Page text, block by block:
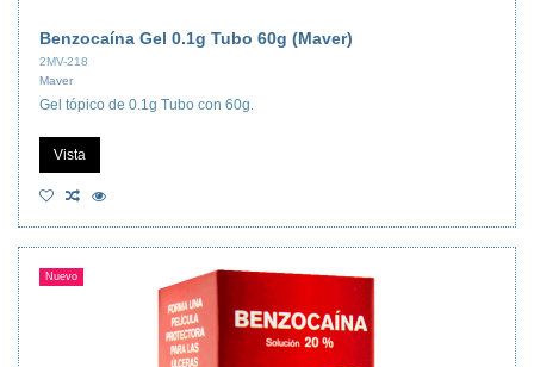
Benzocaína Gel 0.1g Tubo 60g (Maver)
2MV-218
Maver
Gel tópico de 0.1g Tubo con 60g.
Vista
Nuevo